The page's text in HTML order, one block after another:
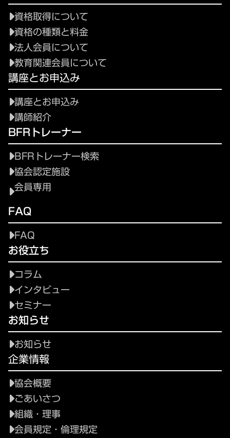
資格取得について
資格の種類と料金
法人会員について
教育関連会員について
講座とお申込み
講座とお申込み
講師紹介
BFRトレーナー
BFRトレーナー検索
協会認定施設
会員専用
FAQ
FAQ
お役立ち
コラム
インタビュー
セミナー
お知らせ
お知らせ
企業情報
協会概要
ごあいさつ
組織・理事
会員規定・倫理規定